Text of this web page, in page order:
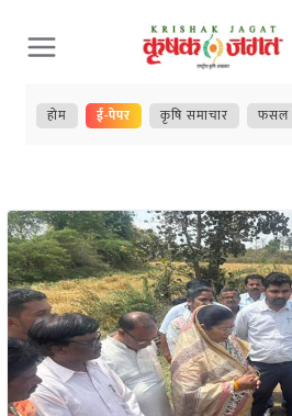
Skip
to
content
होम ई-पेपर कृषि समाचार फसल